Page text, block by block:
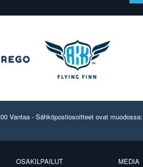
Vantaa - Sähköpostiosoitteet ovat
OSAKILPAILUT
MEDIA